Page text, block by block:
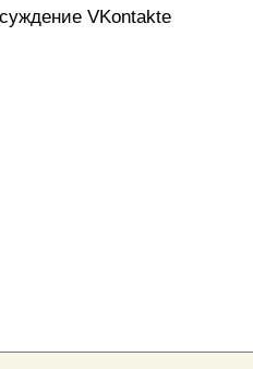
VKontakte